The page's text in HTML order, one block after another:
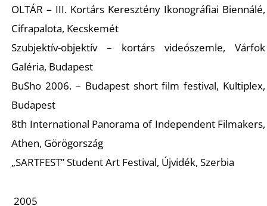
OLTÁR – III. Kortárs Keresztény Ikonográfiai Biennálé,
Cifrapalota, Kecskemét
Szubjektív-objektív – kortárs videószemle, Várfok
Galéria, Budapest
BuSho 2006. – Budapest short film festival, Kultiplex,
Budapest
8th International Panorama of Independent Filmakers,
Athen, Görögország
„SARTFEST” Student Art Festival, Újvidék, Szerbia
2005